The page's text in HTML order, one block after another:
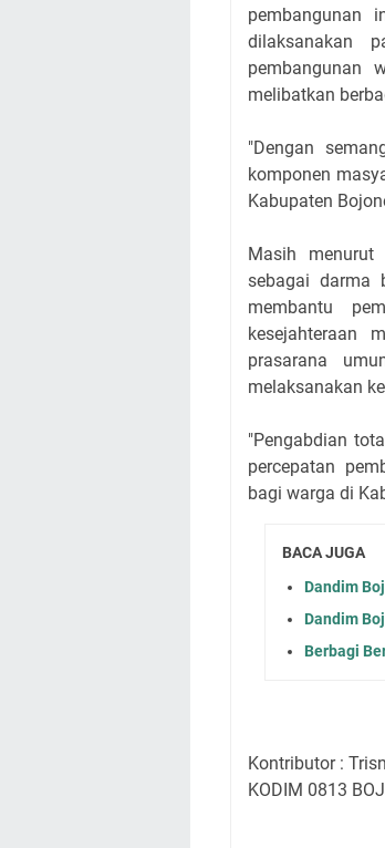
pembangunan
dilaksanakan
pembangunan
melibatkan
"Dengan
komponen
Kabupaten
Masih menurut
sebagai darma
membantu
kesejahteraan
prasarana
melaksanakan
"Pengabdian
percepatan
bagi warga di
BACA JUGA
Dandim
Dandim
Berbagi
Kontributor :
KODIM 0813